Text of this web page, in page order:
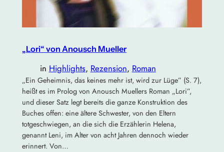
„Lori“ von Anousch Mueller
in Highlights, Rezension, Roman
„Ein Geheimnis, das keines mehr ist, wird zur Lüge” (S. 7),
heißt es im Prolog von Anousch Muellers Roman „Lori”,
und dieser Satz legt bereits die ganze Konstruktion des
Buches offen: eine ältere Schwester, von den Eltern
totgeschwiegen, an die sich die Erzählerin Helena,
genannt Leni, im Alter von acht Jahren dennoch wieder
erinnert. Von…